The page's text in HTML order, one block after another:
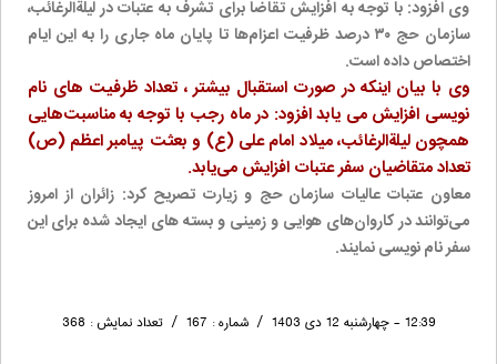
وی افزود: با توجه به افزایش تقاضا برای تشرف به عتبات در لیلةالرغائب،
سازمان حج ۳۰ درصد ظرفیت اعزام‌ها تا پایان ماه جاری را به این ایام
اختصاص داده است.
وی با بیان اینکه در صورت استقبال بیشتر ، تعداد ظرفیت های نام
نویسی افزایش می یابد افزود: در ماه رجب با توجه به مناسبت‌هایی
همچون لیلةالرغائب، میلاد امام علی (ع) و بعثت پیامبر اعظم (ص)
تعداد متقاضیان سفر عتبات افزایش می‌یابد.
معاون عتبات عالیات سازمان حج و زیارت تصریح کرد: زائران از امروز
می‌توانند در کاروان‌های هوایی و زمینی و بسته های ایجاد شده برای این
سفر نام نویسی نمایند.
١٢:٣٩ - چهارشنبه ١٢ دی ١٤٠٣ / شماره : ١٦٧ / تعداد نمایش : ٣٦٨